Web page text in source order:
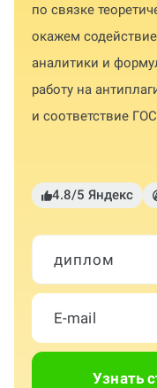
по связке
окажем
аналитики и
работу на
и соответствие
4.8/5 Яндекс
диплом
Узнать